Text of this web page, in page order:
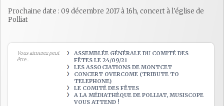
Prochaine date : 09 décembre 2017 à 16h, concert à l'église de
Polliat
Vous aimerez peut
être...
ASSEMBLÉE GÉNÉRALE DU COMITÉ DES
FÊTES LE 24/09/21
LES ASSOCIATIONS DE MONTCET
CONCERT OVERCOME (TRIBUTE TO
TELEPHONE)
LE COMITÉ DES FÊTES
A LA MÉDIATHÈQUE DE POLLIAT, MUSISCOPE
VOUS ATTEND !